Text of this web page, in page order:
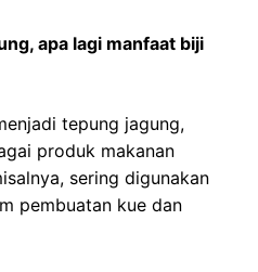
apa lagi manfaat biji
tepung jagung,
produk makanan
sering digunakan
pembuatan kue dan